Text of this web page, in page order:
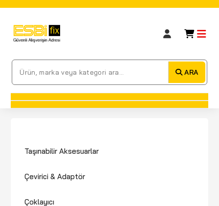
ARA
Taşınabilir Aksesuarlar
Çevirici & Adaptör
Çoklayıcı